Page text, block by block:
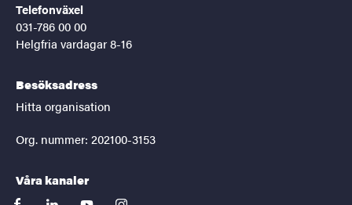
Telefonväxel
031-786 00 00
Helgfria vardagar 8-16
Besöksadress
Hitta organisation
Org. nummer: 202100-3153
Våra kanaler